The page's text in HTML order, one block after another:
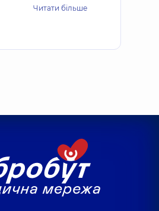
Читати більше